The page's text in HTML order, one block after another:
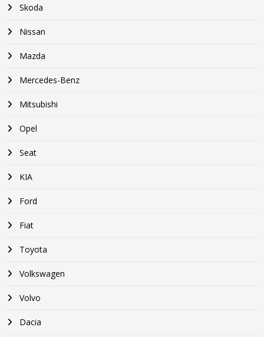
Skoda
Nissan
Mazda
Mercedes-Benz
Mitsubishi
Opel
Seat
KIA
Ford
Fiat
Toyota
Volkswagen
Volvo
Dacia